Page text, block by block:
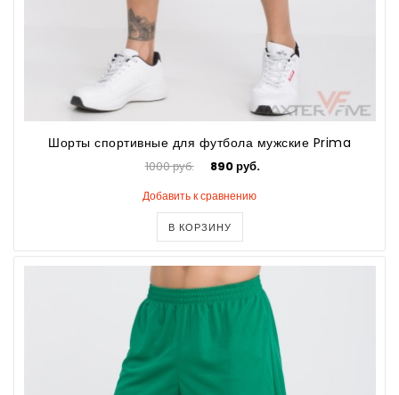
Шорты спортивные для футбола мужские Prima
1000 руб. 890 руб.
Добавить к сравнению
В КОРЗИНУ